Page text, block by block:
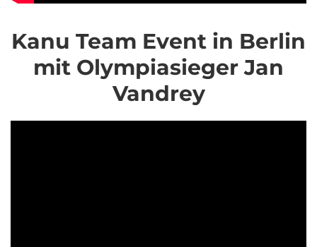
Kanu Team Event in Berlin
mit Olympiasieger Jan
Vandrey